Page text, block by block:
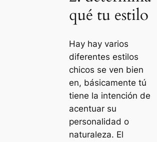
qué tu estilo
Hay hay varios
diferentes estilos
chicos se ven bien
en, básicamente tú
tiene la intención de
acentuar su
personalidad o
naturaleza. El